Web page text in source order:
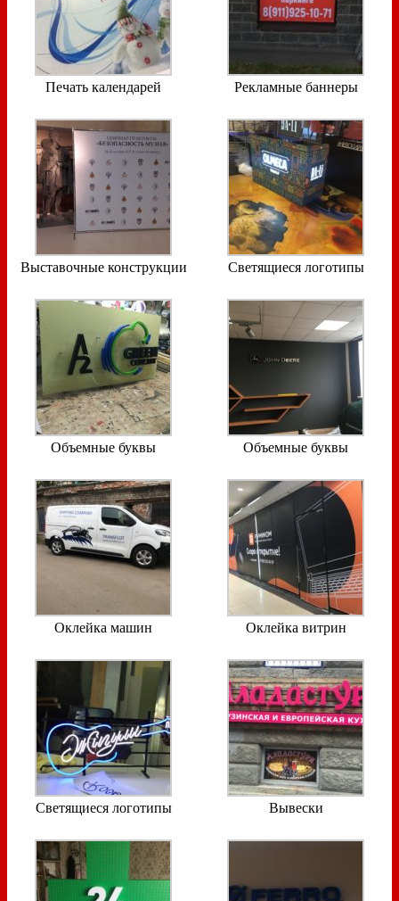
Печать календарей Рекламные баннеры
Выставочные конструкции Светящиеся логотипы
Объемные буквы Объемные буквы
Оклейка машин Оклейка витрин
Светящиеся логотипы Вывески